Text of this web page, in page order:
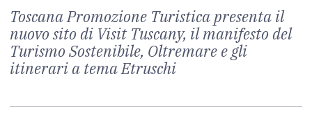
Toscana Promozione Turistica presenta il
nuovo sito di Visit Tuscany, il manifesto del
Turismo Sostenibile, Oltremare e gli
itinerari a tema Etruschi